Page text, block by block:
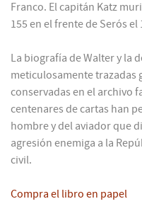
Franco. El capitán Katz
155 en el frente de Serós
La biografía de Walter y la
meticulosamente trazadas
conservadas en el archivo
centenares de cartas han
hombre y del aviador que
agresión enemiga a la
civil.
Compra el libro en papel